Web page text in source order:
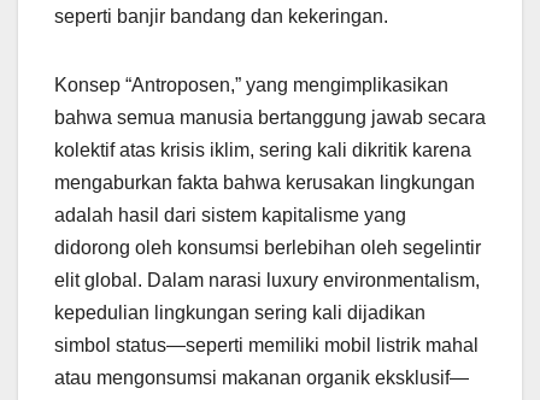
seperti banjir bandang dan kekeringan.
Konsep “Antroposen,” yang mengimplikasikan
bahwa semua manusia bertanggung jawab secara
kolektif atas krisis iklim, sering kali dikritik karena
mengaburkan fakta bahwa kerusakan lingkungan
adalah hasil dari sistem kapitalisme yang
didorong oleh konsumsi berlebihan oleh segelintir
elit global. Dalam narasi luxury environmentalism,
kepedulian lingkungan sering kali dijadikan
simbol status—seperti memiliki mobil listrik mahal
atau mengonsumsi makanan organik eksklusif—